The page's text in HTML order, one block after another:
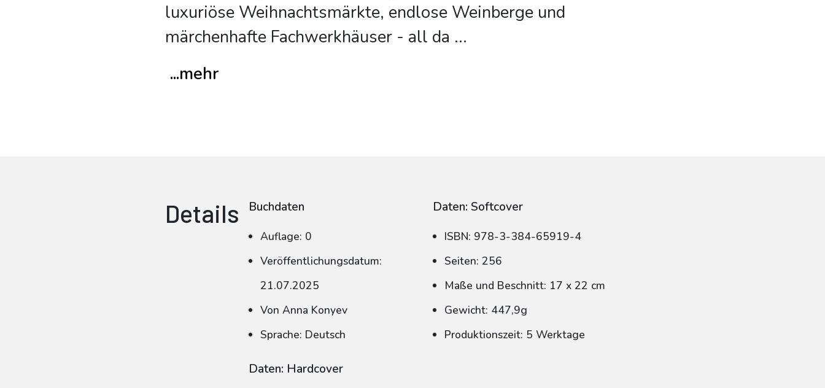
luxuriöse Weihnachtsmärkte, endlose Weinberge und
märchenhafte Fachwerkhäuser - all da ...
...mehr
Details Buchdaten
Auflage: 0
Veröffentlichungsdatum:
21.07.2025
Von Anna Konyev
Sprache: Deutsch
Daten: Softcover
ISBN: 978-3-384-65919-4
Seiten: 256
Maße und Beschnitt: 17 x 22 cm
Gewicht: 447,9g
Produktionszeit: 5 Werktage
Daten: Hardcover